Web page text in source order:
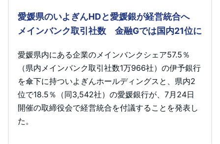
愛媛県のいよぎんHDと愛媛銀が経営統合へ
メインバンク取引社数 金融Gでは国内21位に
愛媛県内にある企業のメインバンクシェア57.5％
（県内メインバンク取引社数1万966社）の伊予銀行
を傘下に持ついよぎんホールディングスと、県内2
位で18.5％（同3,542社）の愛媛銀行が、7月24日
開催の取締役会で経営統合を付議することを発表し
た。